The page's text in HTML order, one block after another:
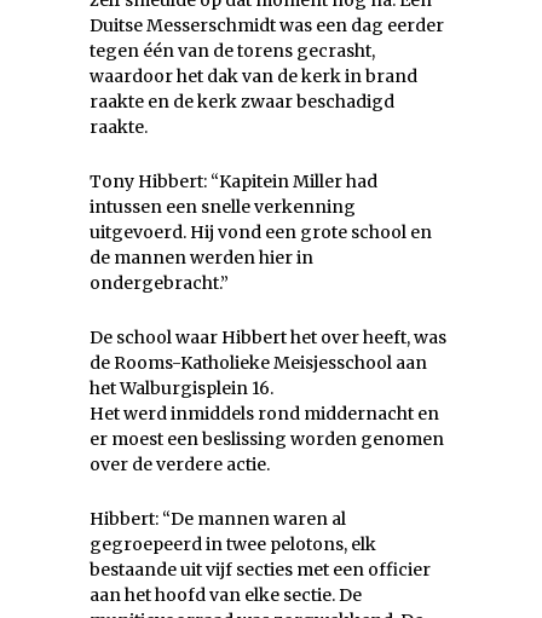
Duitse Messerschmidt was een dag eerder
tegen één van de torens gecrasht,
waardoor het dak van de kerk in brand
raakte en de kerk zwaar beschadigd
raakte.
Tony Hibbert: “Kapitein Miller had
intussen een snelle verkenning
uitgevoerd. Hij vond een grote school en
de mannen werden hier in
ondergebracht.”
De school waar Hibbert het over heeft, was
de Rooms-Katholieke Meisjesschool aan
het Walburgisplein 16.
Het werd inmiddels rond middernacht en
er moest een beslissing worden genomen
over de verdere actie.
Hibbert: “De mannen waren al
gegroepeerd in twee pelotons, elk
bestaande uit vijf secties met een officier
aan het hoofd van elke sectie. De